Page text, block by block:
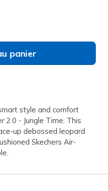
panier
style and comfort
2.0 - Jungle Time. This
up debossed leopard
Skechers Air-